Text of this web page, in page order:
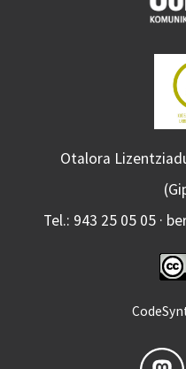
Otalora
Tel.: 943 25 05 05 ·